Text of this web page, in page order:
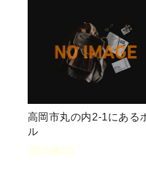
高岡市丸の内2-1にある
ル
[宿泊施設]